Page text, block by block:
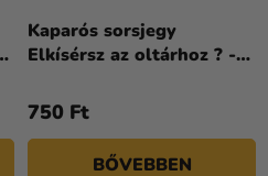
Kaparós sorsjegy
Elkísérsz az oltárhoz ? -
750 Ft
BŐVEBBEN